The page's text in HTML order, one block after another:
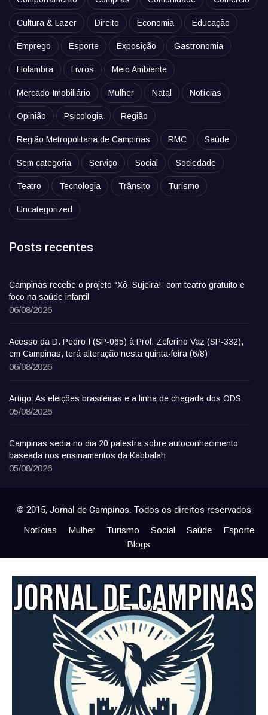
Cultura & Lazer Direito Economia Educação
Emprego Esporte Exposição Gastronomia
Holambra Livros Meio Ambiente
Mercado Imobiliário Mulher Natal Notícias
Opinião Psicologia Região
Região Metropolitana de Campinas RMC Saúde
Sem categoria Serviço Social Sociedade
Teatro Tecnologia Trânsito Turismo
Uncategorized
Posts recentes
Campinas recebe o projeto “Xô, Sujeira!” com teatro gratuito e
foco na saúde infantil
06/08/2026
Acesso da D. Pedro I (SP-065) à Prof. Zeferino Vaz (SP-332),
em Campinas, terá alteração nesta quinta-feira (6/8)
06/08/2026
Artigo: As eleições brasileiras e a linha de chegada dos ODS
05/08/2026
Campinas sedia no dia 20 palestra sobre autoconhecimento
baseada nos ensinamentos da Kabbalah
05/08/2026
© 2015, Jornal de Campinas. Todos os direitos reservados
Notícias Mulher Turismo Social Saúde
Esporte
Blogs